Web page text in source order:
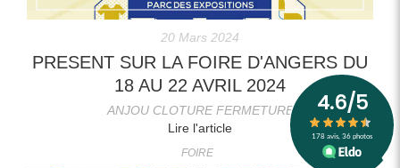
20 Mars 2024
PRESENT SUR LA FOIRE D'ANGERS DU
18 AU 22 AVRIL 2024
ANJOU CLOTURE FERMETURE
Lire l'article
FOIRE